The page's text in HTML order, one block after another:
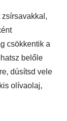
csökkentik a
belőle
dúsítsd vele
olívaolaj,